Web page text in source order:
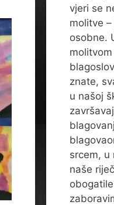
vjeri se
molitve
osobne.
znate,
u našoj
srcem, u
naše